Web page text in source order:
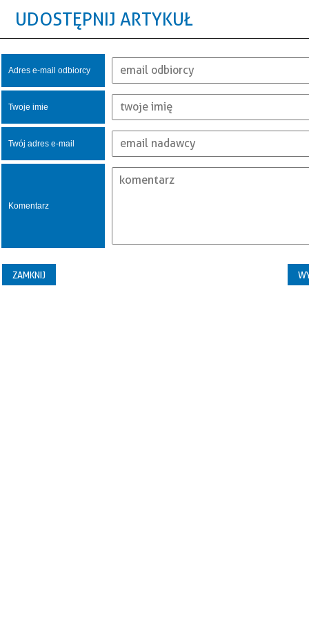
UDOSTĘPNIJ ARTYKUŁ
Adres e-mail odbiorcy
Twoje imie
Twój adres e-mail
Komentarz